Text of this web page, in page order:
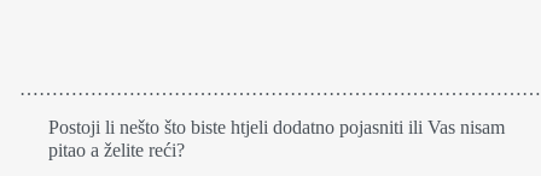
Postoji li nešto što biste htjeli dodatno pojasniti ili Vas nisam
pitao a želite reći?